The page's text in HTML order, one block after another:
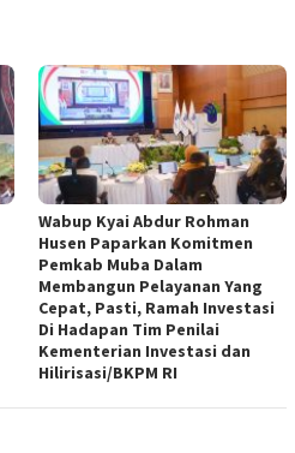
Wabup Kyai Abdur Rohman
Husen Paparkan Komitmen
Pemkab Muba Dalam
Membangun Pelayanan Yang
Cepat, Pasti, Ramah Investasi
Di Hadapan Tim Penilai
Kementerian Investasi dan
Hilirisasi/BKPM RI